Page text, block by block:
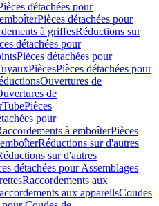
détachées pour
Pièces détachées pour
à griffesRéductions sur
détachées pour
Pièces détachées pour
PiècesPièces détachées pour
Ouvertures de
de
Pièces
pour
à emboîterPièces
Réductions sur d'autres
sur d'autres
détachées pour Assemblages
Raccordements aux
aux appareilsCoudes